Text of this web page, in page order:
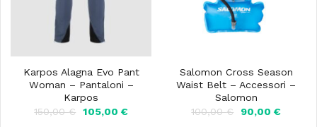
Karpos Alagna Evo Pant
Woman – Pantaloni –
Karpos
150,00€
Il
prezzo
105,00 €Il
Salomon Cross Season
Waist Belt – Accessori –
Salomon
100,00€
Il
prezzo
90,00 €Il